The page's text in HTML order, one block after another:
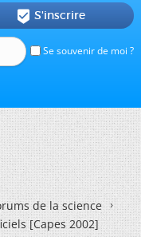
Se souvenir de moi ?
 S'inscrire
de la science
[Capes 2002]